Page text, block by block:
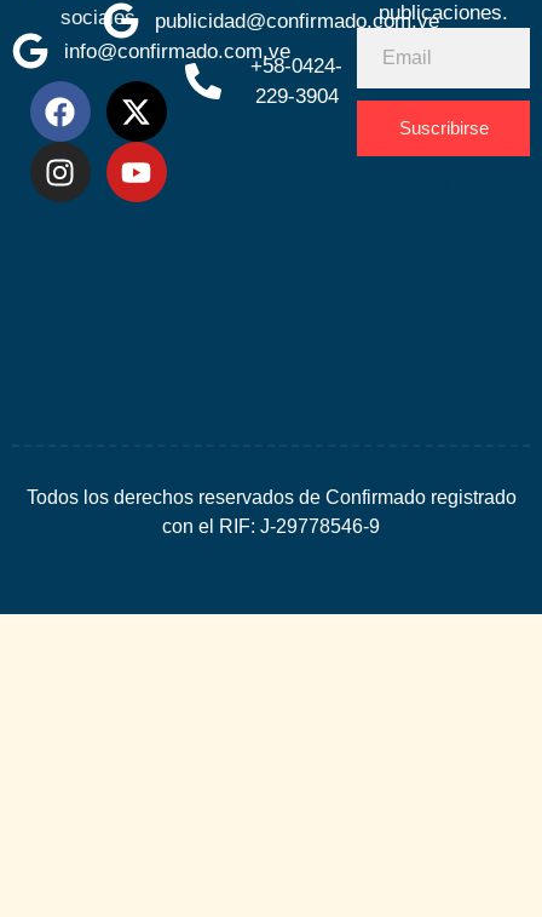
sociales
info@confirmado.com.ve
publicidad@confirmado.com.ve
+58-0424-
229-3904
publicaciones.
Suscribirse
Todos los derechos reservados de Confirmado registrado
con el RIF: J-29778546-9